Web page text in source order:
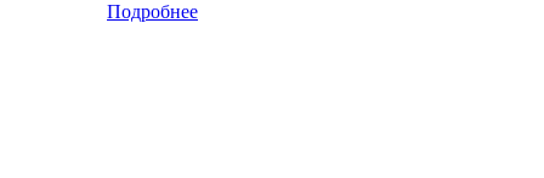
Подробнее